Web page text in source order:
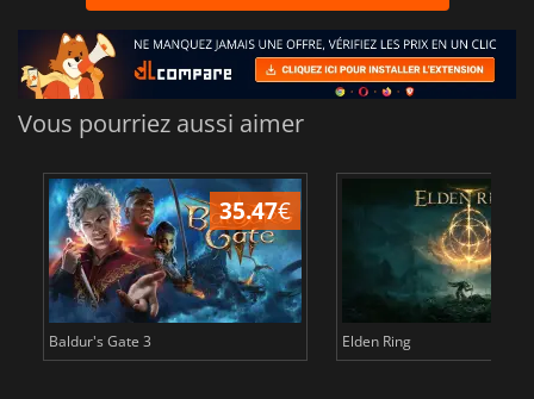
Vous pourriez aussi aimer
35.47€
Baldur's Gate 3 Elden Ring